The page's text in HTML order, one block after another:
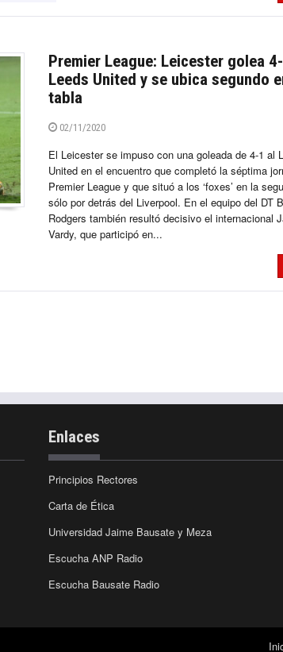
Premier League: Leicester golea
Leeds United y se ubica segundo
tabla
02/11/2020
El Leicester se impuso con una goleada de 4-1 al
United en el encuentro que completó la séptima
Premier League y que situó a los ‘foxes’ en la
sólo por detrás del Liverpool. En el equipo del DT
Rodgers también resultó decisivo el internacional
Vardy, que participó en...
Enlaces
Principios Rectores
Carta de Ética
Universidad Jaime Bausate y Meza
Escucha ANP Radio
Escucha Bausate Radio